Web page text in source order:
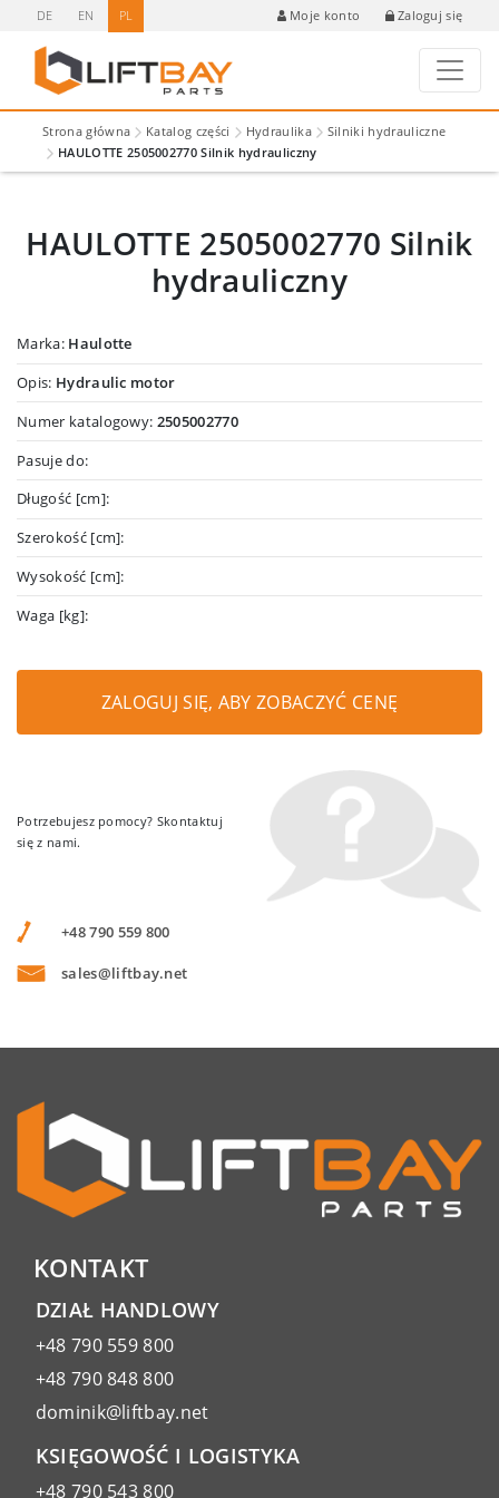
DE EN PL Moje konto Zaloguj się
Strona główna Katalog części Hydraulika
Silniki hydrauliczne
HAULOTTE 2505002770 Silnik hydrauliczny
HAULOTTE 2505002770 Silnik
hydrauliczny
Marka: Haulotte
Opis: Hydraulic motor
Numer katalogowy: 2505002770
Pasuje do:
Długość [cm]:
Szerokość [cm]:
Wysokość [cm]:
Waga [kg]:
ZALOGUJ SIĘ, ABY ZOBACZYĆ CENĘ
Potrzebujesz pomocy? Skontaktuj
się z nami.
+48 790 559 800
sales@liftbay.net
KONTAKT
DZIAŁ HANDLOWY
+48 790 559 800
+48 790 848 800
dominik@liftbay.net
KSIĘGOWOŚĆ I LOGISTYKA
+48 790 543 800